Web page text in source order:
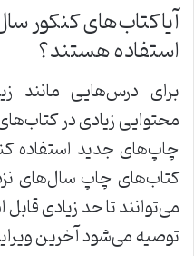
آیا کتاب‌های کنکور
استفاده هستند؟
برای درس‌هایی
محتوایی زیادی در
چاپ‌های جدید استفاده
می‌توانند تا حد زیادی
توصیه می‌شود آخرین